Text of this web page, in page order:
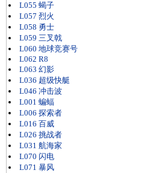
L055 蝎子
L057 烈火
L058 勇士
L059 三叉戟
L060 地球竞赛号
L062 R8
L063 幻影
L036 超级快艇
L046 冲击波
L001 蝙蝠
L006 探索者
L016 百威
L026 挑战者
L031 航海家
L070 闪电
L071 暴风